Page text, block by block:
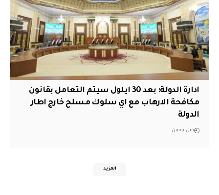
ادارة الدولة: بعد 30 ايلول سيتم التعامل بقانون
مكافحة الارهاب مع اي سلوك مسلح خارج اطار
الدولة
قبل يومين
المزيد